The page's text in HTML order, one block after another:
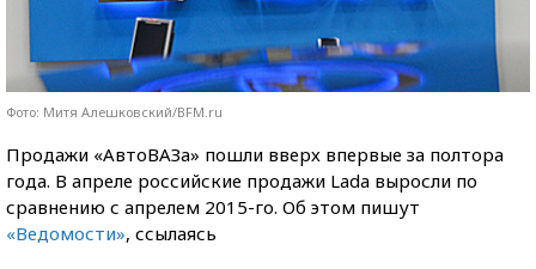
Фото: Митя Алешковский/BFM.ru
Продажи «АвтоВАЗа» пошли вверх впервые за полтора
года. В апреле российские продажи Lada выросли по
сравнению с апрелем 2015-го. Об этом пишут
«Ведомости», ссылаясь